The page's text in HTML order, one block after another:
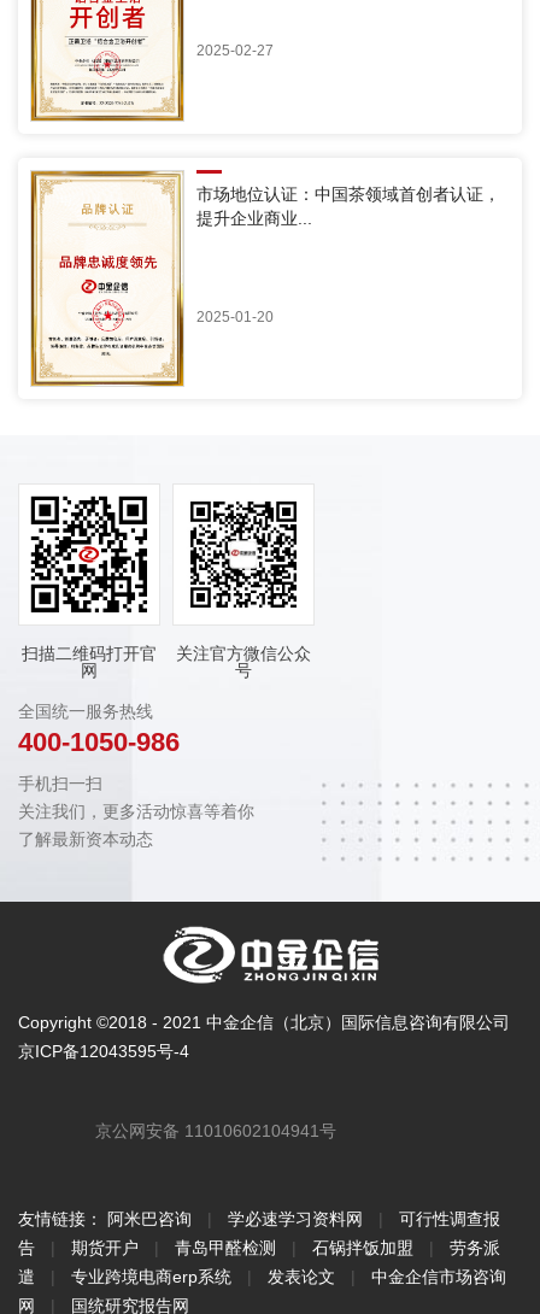
2025-02-27
市场地位认证：中国茶领域首创者认证，
提升企业商业...
2025-01-20
扫描二维码打开官
网
关注官方微信公众
号
全国统一服务热线
400-1050-986
手机扫一扫
关注我们，更多活动惊喜等着你
了解最新资本动态
Copyright ©2018 - 2021 中金企信（北京）国际信息咨询有限公司
京ICP备12043595号-4
京公网安备 11010602104941号
友情链接： 阿米巴咨询 | 学必速学习资料网 |
可行性调查报
告
| 期货开户 | 青岛甲醛检测 | 石锅拌饭加盟 |
劳务派
遣
| 专业跨境电商erp系统 | 发表论文 |
中金企信市场咨询
网
| 国统研究报告网